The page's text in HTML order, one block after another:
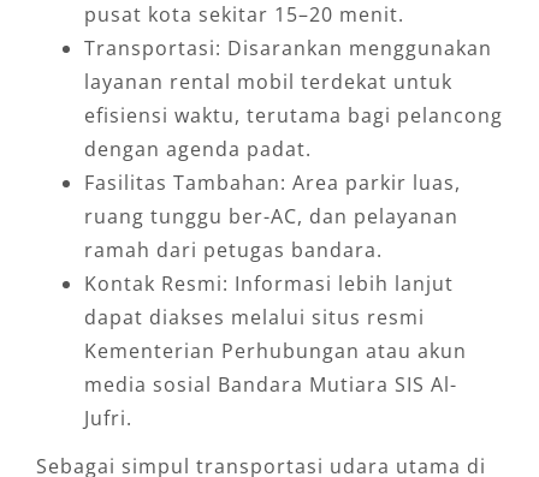
pusat kota sekitar 15–20 menit.
Transportasi: Disarankan menggunakan
layanan rental mobil terdekat untuk
efisiensi waktu, terutama bagi pelancong
dengan agenda padat.
Fasilitas Tambahan: Area parkir luas,
ruang tunggu ber-AC, dan pelayanan
ramah dari petugas bandara.
Kontak Resmi: Informasi lebih lanjut
dapat diakses melalui situs resmi
Kementerian Perhubungan atau akun
media sosial Bandara Mutiara SIS Al-
Jufri.
Sebagai simpul transportasi udara utama di